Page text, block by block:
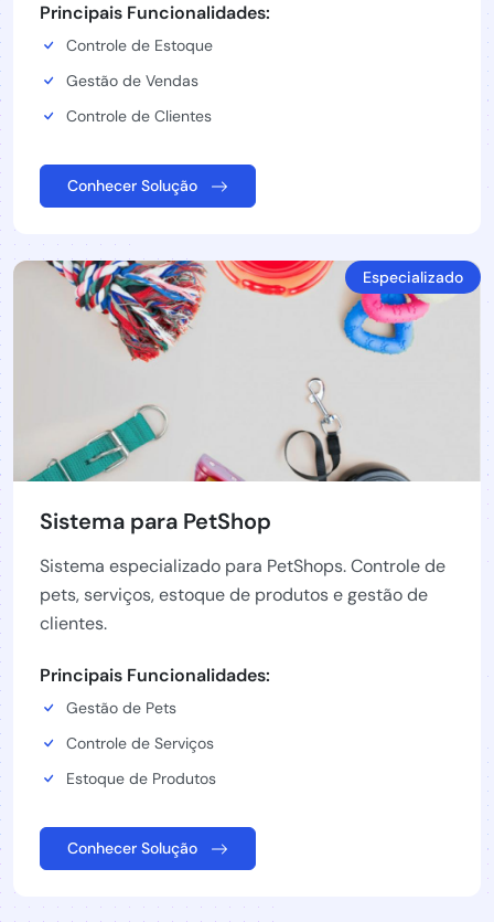
Principais Funcionalidades:
Controle de Estoque
Gestão de Vendas
Controle de Clientes
Conhecer Solução
Especializado
Sistema para PetShop
Sistema especializado para PetShops. Controle de
pets, serviços, estoque de produtos e gestão de
clientes.
Principais Funcionalidades:
Gestão de Pets
Controle de Serviços
Estoque de Produtos
Conhecer Solução